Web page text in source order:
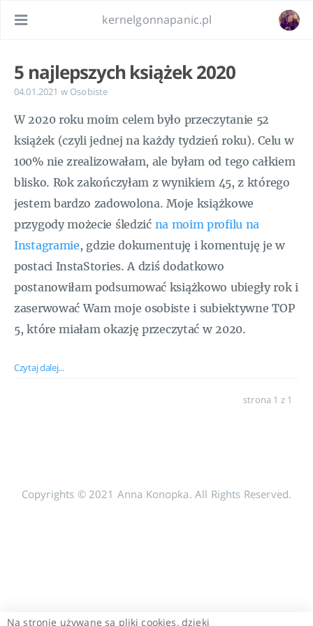
kernelgonnapanic.pl
5 najlepszych książek 2020
04.01.2021 w Osobiste
W 2020 roku moim celem było przeczytanie 52
książek (czyli jednej na każdy tydzień roku). Celu w
100% nie zrealizowałam, ale byłam od tego całkiem
blisko. Rok zakończyłam z wynikiem 45, z którego
jestem bardzo zadowolona. Moje książkowe
przygody możecie śledzić na moim profilu na
Instagramie, gdzie dokumentuję i komentuję je w
postaci InstaStories. A dziś dodatkowo
postanowiłam podsumować książkowo ubiegły rok i
zaserwować Wam moje osobiste i subiektywne TOP
5, które miałam okazję przeczytać w 2020.
Czytaj dalej...
strona 1 z 1
Copyrights © 2021 Anna Konopka. All Rights Reserved.
Na stronie używane są pliki cookies, dzięki